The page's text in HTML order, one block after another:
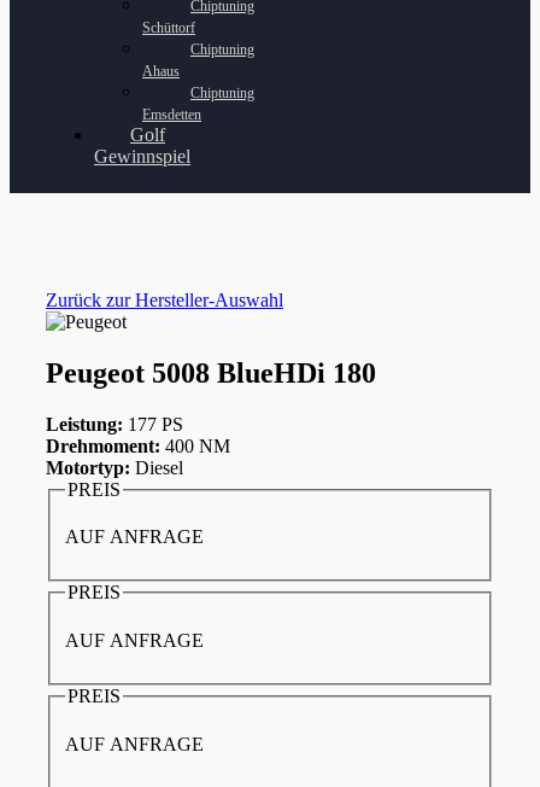
Chiptuning
Schüttorf
Chiptuning
Ahaus
Chiptuning
Emsdetten
Golf
Gewinnspiel
Zurück zur Hersteller-Auswahl
Peugeot 5008 BlueHDi 180
Leistung: 177 PS
Drehmoment: 400 NM
Motortyp: Diesel
PREIS
AUF ANFRAGE
PREIS
AUF ANFRAGE
PREIS
AUF ANFRAGE